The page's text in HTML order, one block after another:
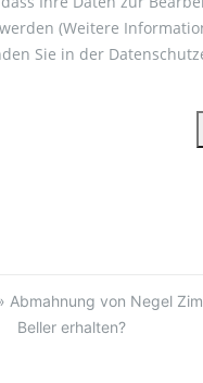
(Weitere
Sie in der
Abmahnung von Negel
Beller erhalten?